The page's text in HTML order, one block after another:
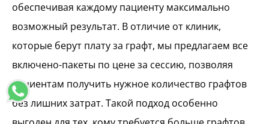
обеспечивая каждому пациенту максимально
возможный результат. В отличие от клиник,
которые берут плату за графт, мы предлагаем все
включено-пакеты по цене за сессию, позволяя
пациентам получить нужное количество графтов
без лишних затрат. Такой подход особенно